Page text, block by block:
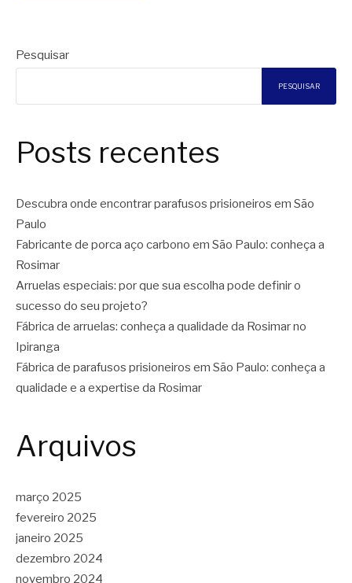
Pesquisar
PESQUISAR
Posts recentes
Descubra onde encontrar parafusos prisioneiros em São
Paulo
Fabricante de porca aço carbono em São Paulo: conheça a
Rosimar
Arruelas especiais: por que sua escolha pode definir o
sucesso do seu projeto?
Fábrica de arruelas: conheça a qualidade da Rosimar no
Ipiranga
Fábrica de parafusos prisioneiros em São Paulo: conheça a
qualidade e a expertise da Rosimar
Arquivos
março 2025
fevereiro 2025
janeiro 2025
dezembro 2024
novembro 2024